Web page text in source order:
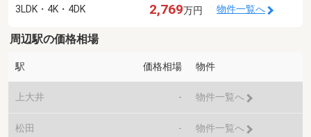
3LDK・4K・4DK 2,769万円 物件一覧へ
周辺駅の価格相場
駅 価格相場 物件
上大井 - 物件一覧へ
松田 - 物件一覧へ